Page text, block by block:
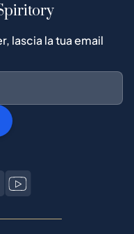
lascia la tua email